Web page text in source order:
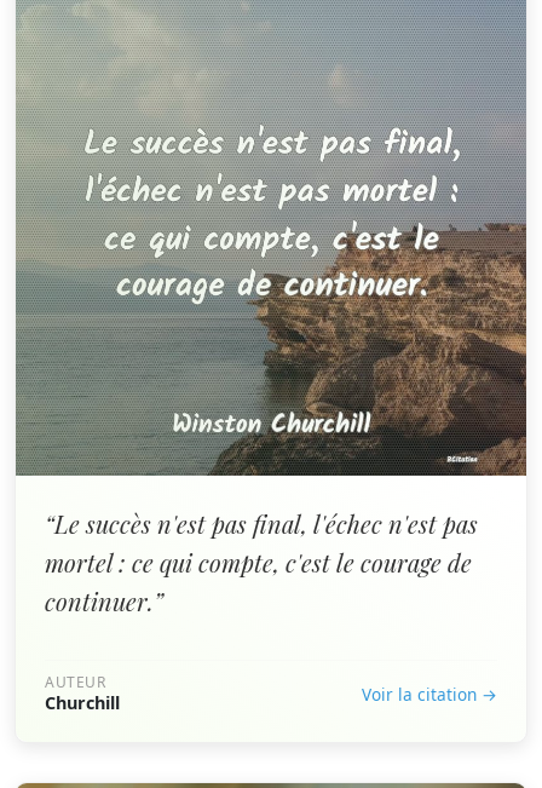
“Le succès n'est pas final, l'échec n'est pas
mortel : ce qui compte, c'est le courage de
continuer.”
AUTEUR
Churchill Voir la citation →